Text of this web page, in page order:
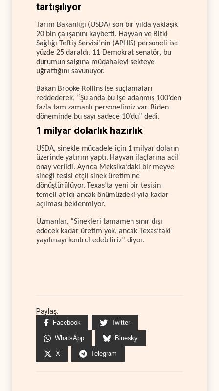
tartışılıyor
Tarım Bakanlığı (USDA) son bir yılda yaklaşık
20 bin çalışanını kaybetti. Hayvan ve Bitki
Sağlığı Teftiş Servisi’nin (APHIS) personeli ise
yüzde 25 daraldı. 11 Demokrat senatör, bu
durumun salgına müdahaleyi sekteye
uğrattığını savunuyor.
Bakan Brooke Rollins ise suçlamaları
reddederek, “Şu anda bu işe adanmış 100’den
fazla tam zamanlı personelimiz var. Biden
döneminde bu sayı sadece 10’du” dedi.
1 milyar dolarlık hazırlık
USDA, sinekle mücadele için 1 milyar doların
üzerinde yatırım yaptı. Hayvan ilaçlarına acil
onay verildi. Ayrıca Meksika’daki bir meyve
sineği tesisi etçil sinek üretimine
dönüştürülüyor. Texas’ta yeni bir tesisin
temeli atıldı ancak önümüzdeki yıla kadar
açılması beklenmiyor.
Uzmanlar, “Sinekleri tamamen sınır dışı
edecek kadar üretim yok, ancak Texas’taki
yayılmayı kontrol edebiliriz” diyor.
Paylaş:
Facebook Twitter
WhatsApp Bluesky
X Telegram